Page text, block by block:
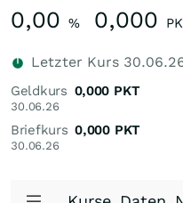
0,00 % 0,000
Letzter Kurs
Geldkurs
30.06.26
0,000 PKT
Briefkurs
30.06.26
0,000 PKT